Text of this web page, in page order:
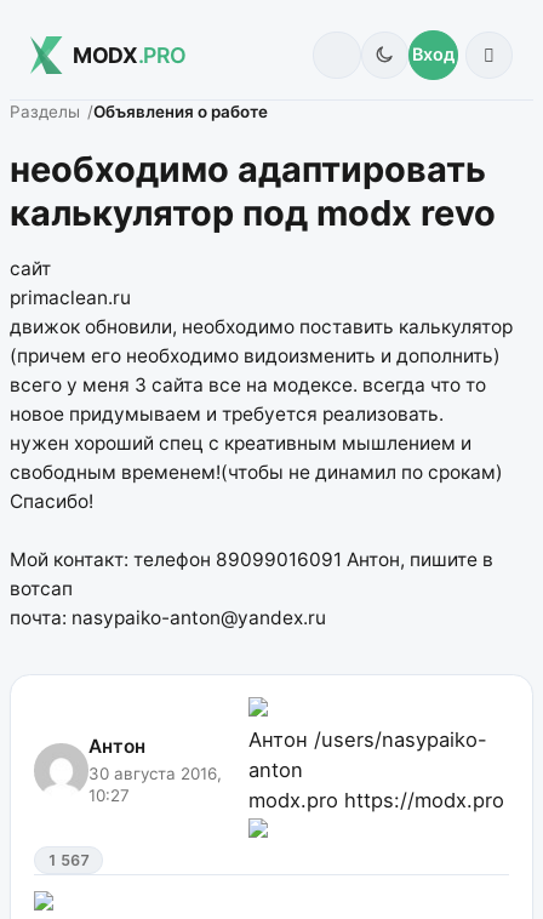
MODX.PRO Вход
Разделы Объявления о работе
необходимо адаптировать
калькулятор под modx revo
сайт
primaclean.ru
движок обновили, необходимо поставить калькулятор
(причем его необходимо видоизменить и дополнить)
всего у меня 3 сайта все на модексе. всегда что то
новое придумываем и требуется реализовать.
нужен хороший спец с креативным мышлением и
свободным временем!(чтобы не динамил по срокам)
Спасибо!
Мой контакт: телефон 89099016091 Антон, пишите в
вотсап
почта: nasypaiko-anton@yandex.ru
Антон
30 августа 2016,
10:27
Антон /users/nasypaiko-
anton
modx.pro https://modx.pro
1 567